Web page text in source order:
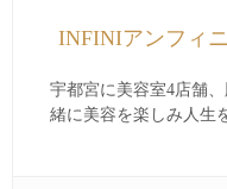
INFINIアンフィ
宇都宮に美容室4店舗
緒に美容を楽しみ人生